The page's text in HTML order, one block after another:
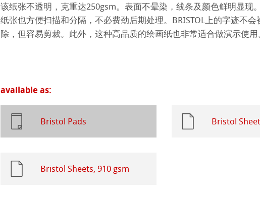
Harman by Hahnemuehle
哈内姆勒 Platinum Rag铂金印相纸
Classical Printing Methods
常见问题
The Collection - Sketch
系列水彩纸
Watercolour Books
The Collection
Watercolour系列水彩纸
Harmony & Expression
Hahnemühle Sketch Paper
Hahnemühle 素描纸
油画/丙烯画纸
漫画/平面设计/插画
技术绘图纸
年挂历大赛2026
Paintings 2022
Paintings 2020
FineNotes by Hahnemühle
Stationery FineArt
Co-Branding
该纸张不透明，克重达250gsm。表面不晕染，线条及颜色鲜明显现
纸张也方便扫描和分隔，不必费劲后期处理。BRISTOL上的字迹不会
除，但容易剪裁。此外，这种高品质的绘画纸也非常适合做演示使用
available as:
Bristol Pads Bristol
Bristol Sheets, 910 gsm